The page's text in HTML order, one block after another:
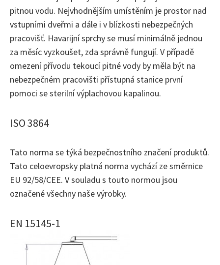
pitnou vodu. Nejvhodnějším umístěním je prostor nad
vstupními dveřmi a dále i v blízkosti nebezpečných
pracovišť. Havarijní sprchy se musí minimálně jednou
za měsíc vyzkoušet, zda správně fungují. V případě
omezení přívodu tekoucí pitné vody by měla být na
nebezpečném pracovišti přístupná stanice první
pomoci se sterilní výplachovou kapalinou.
ISO 3864
Tato norma se týká bezpečnostního značení produktů.
Tato celoevropsky platná norma vychází ze směrnice
EU 92/58/CEE. V souladu s touto normou jsou
označené všechny naše výrobky.
EN 15145-1